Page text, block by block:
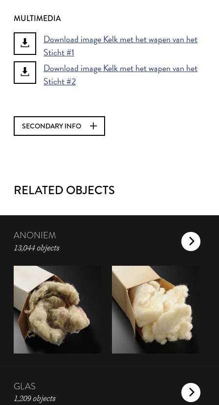
MULTIMEDIA
Download image Kelk met het wapen van het
Sticht #1
Download image Kelk met het wapen van het
Sticht #2
SECONDARY INFO
RELATED OBJECTS
ANONIEM
13,044 objects
GLAS
1,209 objects